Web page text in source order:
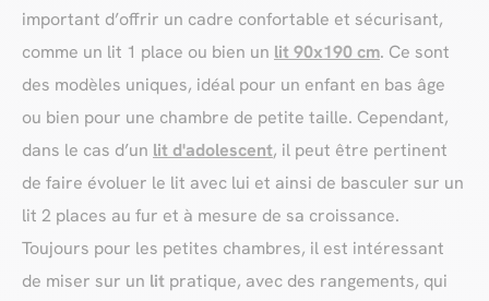
important d’offrir un cadre confortable et sécurisant,
comme un lit 1 place ou bien un lit 90x190 cm. Ce sont
des modèles uniques, idéal pour un enfant en bas âge
ou bien pour une chambre de petite taille. Cependant,
dans le cas d’un lit d'adolescent, il peut être pertinent
de faire évoluer le lit avec lui et ainsi de basculer sur un
lit 2 places au fur et à mesure de sa croissance.
Toujours pour les petites chambres, il est intéressant
de miser sur un lit pratique, avec des rangements, qui